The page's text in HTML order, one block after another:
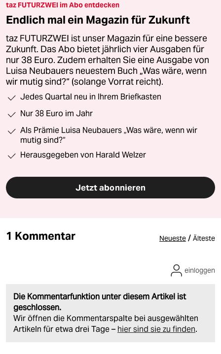
taz FUTURZWEI im Abo entdecken
Endlich mal ein Magazin für Zukunft
taz FUTURZWEI ist unser Magazin für eine bessere
Zukunft. Das Abo bietet jährlich vier Ausgaben für
nur 38 Euro. Zudem erhalten Sie eine Ausgabe von
Luisa Neubauers neuestem Buch „Was wäre, wenn
wir mutig sind?“ (solange Vorrat reicht).
Jedes Quartal neu in Ihrem Briefkasten
Nur 38 Euro im Jahr
Als Prämie Luisa Neubauers „Was wäre, wenn wir
mutig sind?“
Herausgegeben von Harald Welzer
Jetzt abonnieren
1 Kommentar Neueste / Älteste
Die Kommentarfunktion unter diesem Artikel ist
geschlossen.
Wir öffnen die Kommentarspalte bei ausgewählten
Artikeln für etwa drei Tage – hier sind sie zu finden.
einloggen